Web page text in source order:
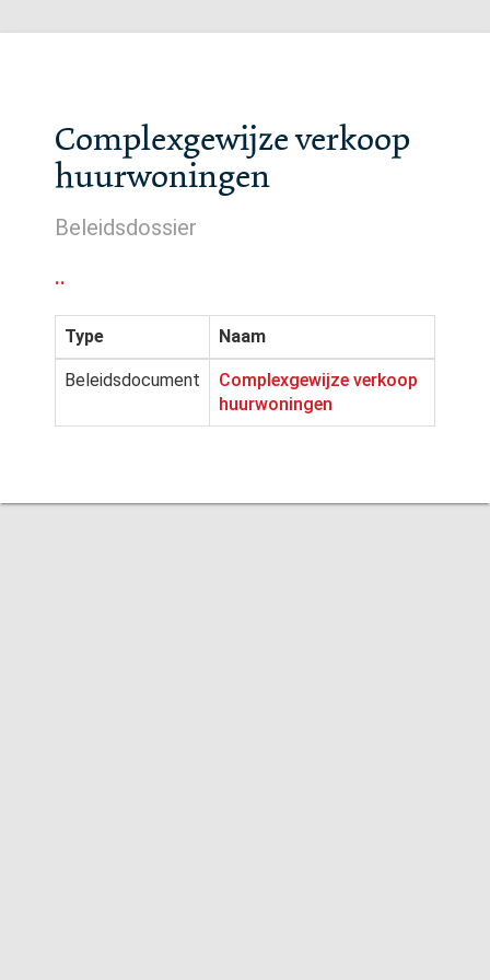
Complexgewijze verkoop
huurwoningen
Beleidsdossier
..
Type Naam
Beleidsdocument
Complexgewijze verkoop
huurwoningen